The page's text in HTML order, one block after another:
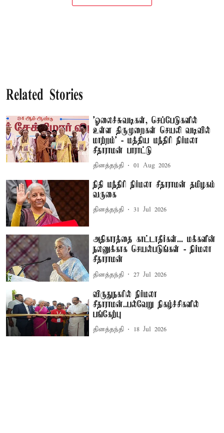
Related Stories
'ஓலைச்சுவடிகள், செப்பேடுகளில்
உள்ள திருமுறைகள் செயலி வடிவில்
மாற்றம்' - மத்திய மந்திரி நிர்மலா
சீதாராமன் பாராட்டு
தினத்தந்தி 01 Aug 2026
நிதி மந்திரி நிர்மலா சீதாராமன் தமிழகம்
வருகை
தினத்தந்தி 31 Jul 2026
அதிகாரத்தை காட்டாதீர்கள்... மக்களின்
நலனுக்காக செயல்படுங்கள் - நிர்மலா
சீதாராமன்
தினத்தந்தி 27 Jul 2026
விருதுநகரில் நிர்மலா
சீதாராமன்..பல்வேறு நிகழ்ச்சிகளில்
பங்கேற்பு
தினத்தந்தி 18 Jul 2026